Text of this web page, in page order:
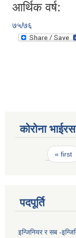
आर्थिक वर्ष:
७५/७६
कोरोना
Pages« first
पदपूर्ति
इन्जिनियर र सब -